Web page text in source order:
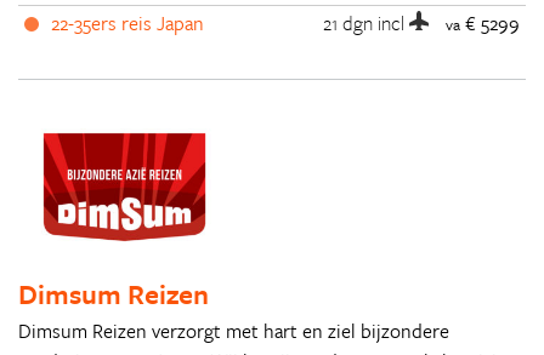
22-35ers reis Japan
21 dgn incl va € 5299
Dimsum Reizen
Dimsum Reizen verzorgt met hart en ziel bijzondere